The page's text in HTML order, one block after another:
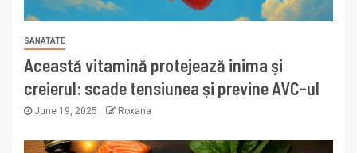
SANATATE
Această vitamină protejează inima și
creierul: scade tensiunea și previne AVC-ul
June 19, 2025 Roxana